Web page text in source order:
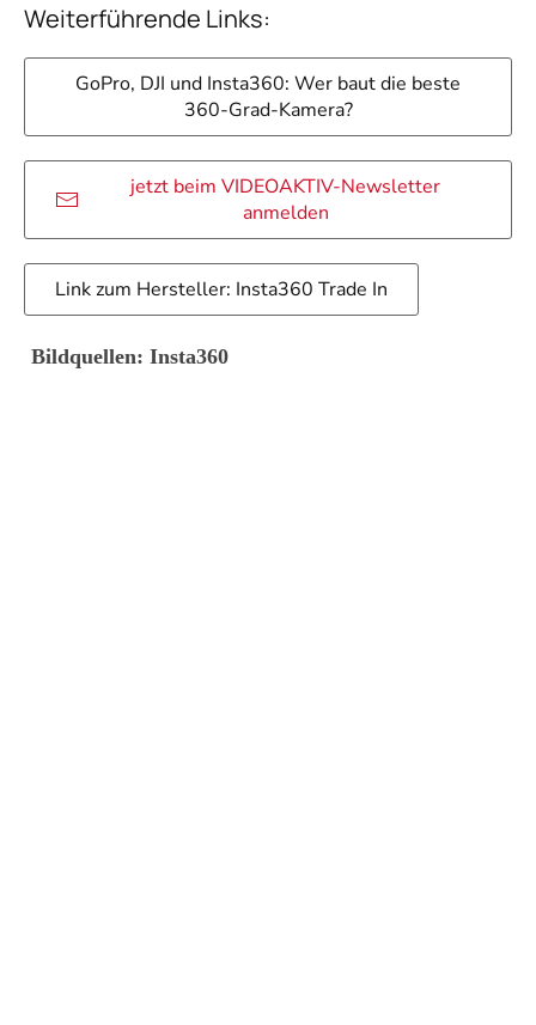
Weiterführende Links:
GoPro, DJI und Insta360: Wer baut die beste
360-Grad-Kamera?
jetzt beim VIDEOAKTIV-Newsletter
anmelden
Link zum Hersteller: Insta360 Trade In
Bildquellen: Insta360